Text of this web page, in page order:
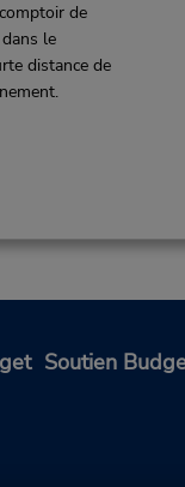
de
le
distance de
Soutien